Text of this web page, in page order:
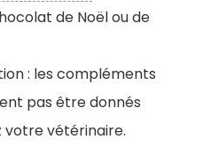
de Noël ou de
: les compléments
pas être donnés
votre vétérinaire.